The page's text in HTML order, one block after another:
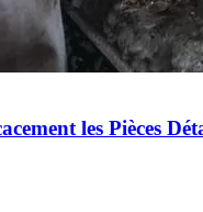
les Pièces